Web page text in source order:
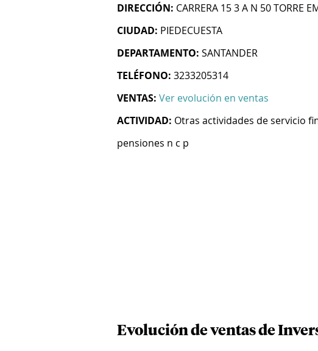
DIRECCIÓN: CARRERA 15 3 A N 50 TORRE
CIUDAD: PIEDECUESTA
DEPARTAMENTO: SANTANDER
TELÉFONO: 3233205314
VENTAS: Ver evolución en ventas
ACTIVIDAD: Otras actividades de servicio
pensiones n c p
Evolución de ventas de